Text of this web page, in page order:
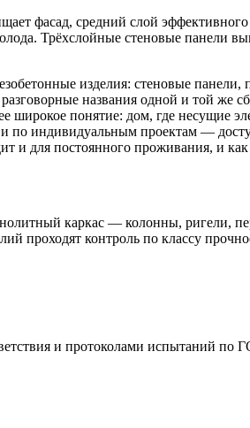
фасад, средний слой
Трёхслойные стеновые панели
изделия: стеновые панели,
названия одной и той же
понятие: дом, где несущие
по индивидуальным проектам —
и для постоянного проживания, и
каркас — колонны, ригели,
проходят контроль по классу
и протоколами испытаний